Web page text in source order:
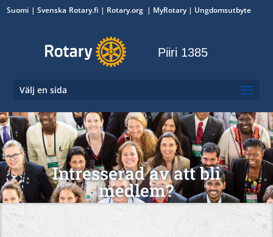
Suomi Svenska Rotary.fi | Rotary.org | MyRotary| Ungdomsutbyte
Piiri 1385
Välj en sida
Intresserad av att bli
medlem?